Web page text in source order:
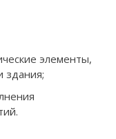
элементы,
здания;